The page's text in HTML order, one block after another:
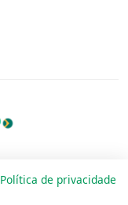
Política de privacidade